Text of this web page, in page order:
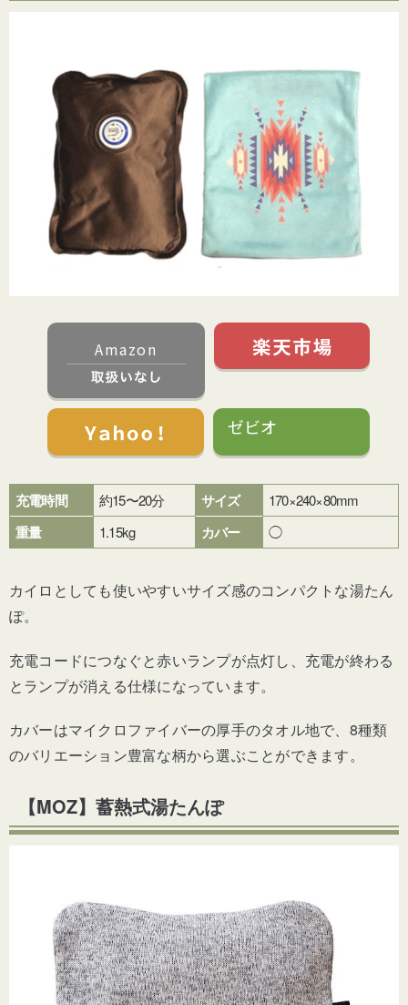
Amazon
ゼビオ
充電時間 約15〜20分 サイズ 170×240×80mm
重量 1.15kg カバー ◯
カイロとしても使いやすいサイズ感のコンパクトな湯たん
ぽ。
充電コードにつなぐと赤いランプが点灯し、充電が終わる
とランプが消える仕様になっています。
カバーはマイクロファイバーの厚手のタオル地で、 8種類
のバリエーション豊富な柄から選ぶことができます。
【MOZ】蓄熱式湯たんぽ